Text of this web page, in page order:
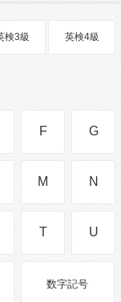
検3級 英検4級
F G
M N
T U
数字記号